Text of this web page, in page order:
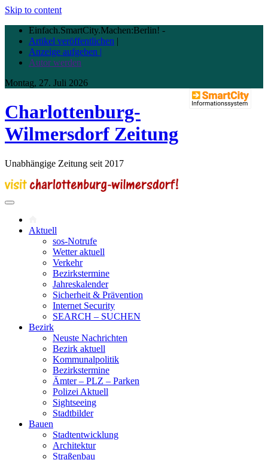
Skip to content
Einfach.SmartCity.Machen:Berlin! -
Artikel veröffentlichen |
Anzeige aufgeben |
Autor werden
Montag, 27. Juli 2026
Charlottenburg-
Wilmersdorf Zeitung
Unabhängige Zeitung seit 2017
Aktuell
sos-Notrufe
Wetter aktuell
Verkehr
Bezirkstermine
Jahreskalender
Sicherheit & Prävention
Internet Security
SEARCH – SUCHEN
Bezirk
Neuste Nachrichten
Bezirk aktuell
Kommunalpolitik
Bezirkstermine
Ämter – PLZ – Parken
Polizei Aktuell
Sightseeing
Stadtbilder
Bauen
Stadtentwicklung
Architektur
Straßenbau